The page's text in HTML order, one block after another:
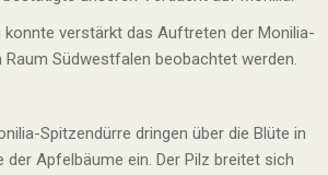
konnte verstärkt das Auftreten der Monilia-
Raum Südwestfalen beobachtet werden.
Spitzendürre dringen über die Blüte in
der Apfelbäume ein. Der Pilz breitet sich